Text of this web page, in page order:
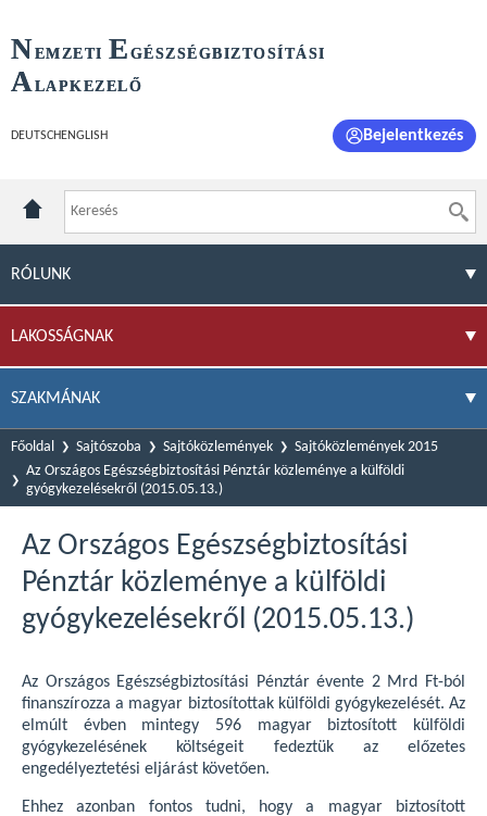
NEMZETI E GÉSZSÉGBIZTOSÍTÁSI
ALAPKEZELŐ
DEUTSCH ENGLISH Bejelentkezés
RÓLUNK
LAKOSSÁGNAK
SZAKMÁNAK
Főoldal Sajtószoba Sajtóközlemények
Sajtóközlemények 2015
Az Országos Egészségbiztosítási Pénztár közleménye a külföldi
gyógykezelésekről (2015.05.13.)
Az Országos Egészségbiztosítási
Pénztár közleménye a külföldi
gyógykezelésekről (2015.05.13.)
Az Országos Egészségbiztosítási Pénztár évente 2 Mrd Ft-ból
finanszírozza a magyar biztosítottak külföldi gyógykezelését. Az
elmúlt évben mintegy 596 magyar biztosított külföldi
gyógykezelésének költségeit fedeztük az előzetes
engedélyeztetési eljárást követően.
Ehhez azonban fontos tudni, hogy a magyar biztosított